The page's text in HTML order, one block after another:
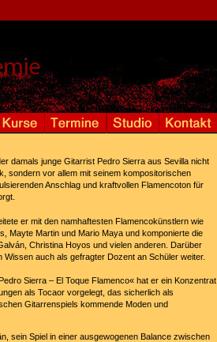
damals junge Gitarrist Pedro Sierra aus Sevilla nicht
sondern vor allem mit seinem kompositorischen
Anschlag und kraftvollen Flamencoton für
er mit den namhaftesten Flamencokünstlern wie
Mayte Martin und Mario Maya und komponierte die
Christina Hoyos und vielen anderen. Darüber
auch als gefragter Dozent an Schüler weiter.
Sierra – El Toque Flamenco« hat er ein Konzentrat
als Tocaor vorgelegt, das sicherlich als
Gitarrenspiels kommende Moden und
sein Spiel in einer ausgewogenen Balance zwischen